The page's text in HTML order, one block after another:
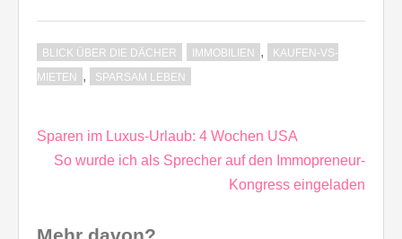
BLICK ÜBER DIE DÄCHER IMMOBILIEN ,
KAUFEN-VS-
MIETEN
, SPARSAM LEBEN
Beitragsnavigation
Sparen im Luxus-Urlaub: 4 Wochen USA
So wurde ich als Sprecher auf den Immopreneur-
Kongress eingeladen